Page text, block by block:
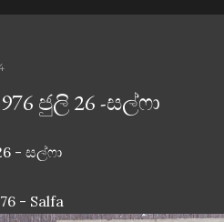
ජුලි 26 -සල්ෆා
- සල්ෆා
- Salfa